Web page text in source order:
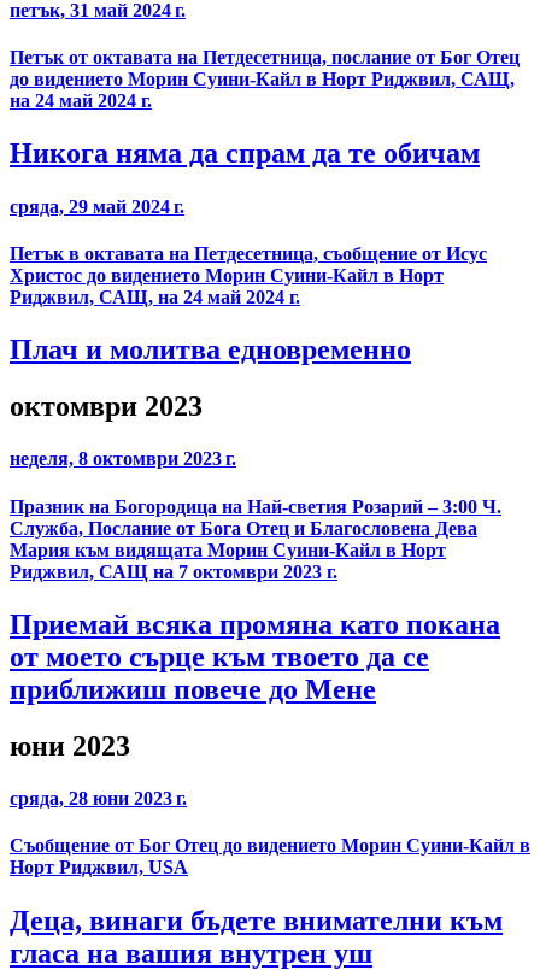
петък, 31 май 2024 г.
Петък от октавата на Петдесетница, послание от Бог Отец
до видението Морин Суини-Кайл в Норт Риджвил, САЩ,
на 24 май 2024 г.
Никога няма да спрам да те обичам
сряда, 29 май 2024 г.
Петък в октавата на Петдесетница, съобщение от Исус
Христос до видението Морин Суини-Кайл в Норт
Риджвил, САЩ, на 24 май 2024 г.
Плач и молитва едновременно
октомври 2023
неделя, 8 октомври 2023 г.
Празник на Богородица на Най-светия Розарий – 3:00 Ч.
Служба, Послание от Бога Отец и Благословена Дева
Мария към видящата Морин Суини-Кайл в Норт
Риджвил, САЩ на 7 октомври 2023 г.
Приемай всяка промяна като покана
от моето сърце към твоето да се
приближиш повече до Мене
юни 2023
сряда, 28 юни 2023 г.
Съобщение от Бог Отец до видението Морин Суини-Кайл в
Норт Риджвил, USA
Деца, винаги бъдете внимателни към
гласа на вашия внутрен уш